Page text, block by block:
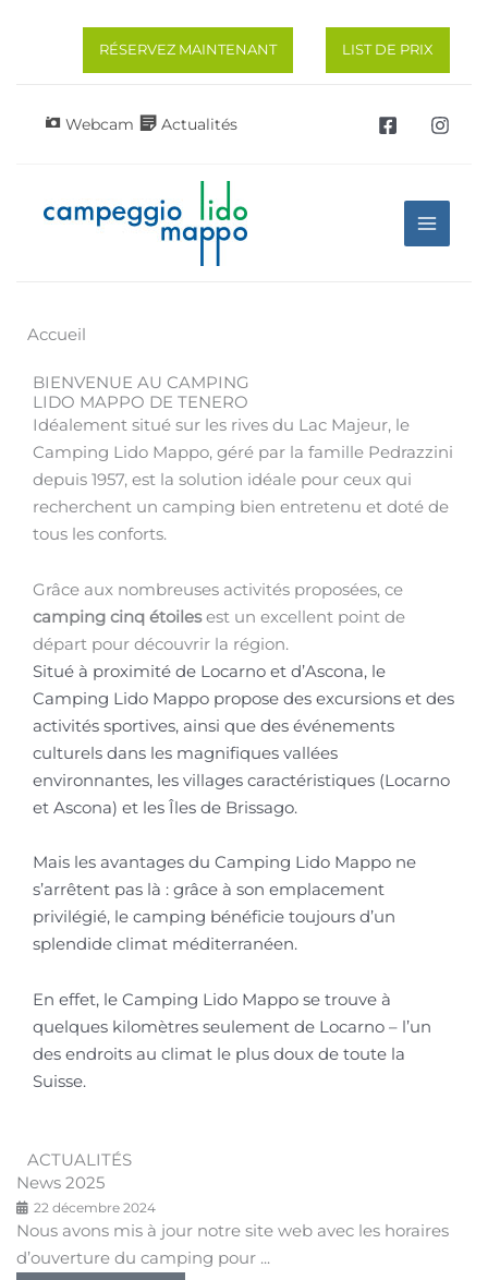
RÉSERVEZ MAINTENANT LIST DE PRIX
Webcam Actualités
Accueil
BIENVENUE AU CAMPING
LIDO MAPPO DE TENERO
Idéalement situé sur les rives du Lac Majeur, le
Camping Lido Mappo, géré par la famille Pedrazzini
depuis 1957, est la solution idéale pour ceux qui
recherchent un camping bien entretenu et doté de
tous les conforts.
Grâce aux nombreuses activités proposées, ce
camping cinq étoilesest un excellent point de
départ pour découvrir la région.
Situé à proximité de Locarno et d’Ascona, le
Camping Lido Mappo propose des excursions et des
activités sportives, ainsi que des événements
culturels dans les magnifiques vallées
environnantes, les villages caractéristiques (Locarno
et Ascona) et les Îles de Brissago.
Mais les avantages du Camping Lido Mappo ne
s’arrêtent pas là : grâce à son emplacement
privilégié, le camping bénéficie toujours d’un
splendide climat méditerranéen.
En effet, le Camping Lido Mappo se trouve à
quelques kilomètres seulement de Locarno – l’un
des endroits au climat le plus doux de toute la
Suisse.
ACTUALITÉS
News 2025
22 décembre 2024
Nous avons mis à jour notre site web avec les horaires
d’ouverture du camping pour ...